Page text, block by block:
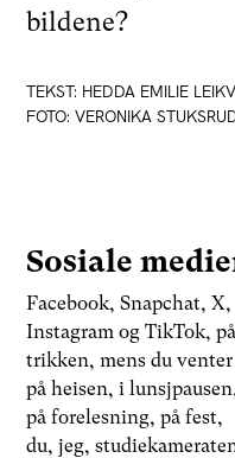
TEKST: HEDDA EMILIE
FOTO: VERONIKA
bildene?
Sosiale
Facebook, Snapchat, X,
Instagram og TikTok, på
trikken, mens du venter
på heisen, i
på forelesning, på fest,
du, jeg,